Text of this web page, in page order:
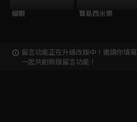
耀眼 寶島西米樂
留言功能正在升級改版中！邀請你填寫
一起共創新版留言功能！